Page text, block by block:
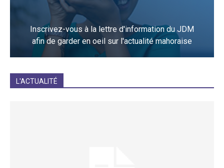
Inscrivez-vous à la lettre d'information du JDM
afin de garder en oeil sur l'actualité mahoraise
L'ACTUALITÉ